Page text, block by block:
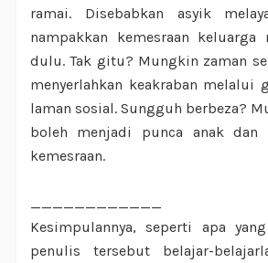
ramai. Disebabkan asyik
nampakkan kemesraan keluarga
dulu. Tak gitu? Mungkin zaman
menyerlahkan keakraban melalui
laman sosial. Sungguh berbeza?
boleh menjadi punca anak dan
kemesraan.
____________
Kesimpulannya, seperti apa
penulis tersebut belajar-